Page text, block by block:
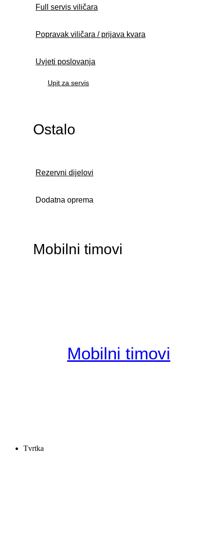
Full servis viličara
Popravak viličara / prijava kvara
Uvjeti poslovanja
Upit za servis
Ostalo
Rezervni dijelovi
Dodatna oprema
Mobilni timovi
Mobilni timovi
Tvrtka